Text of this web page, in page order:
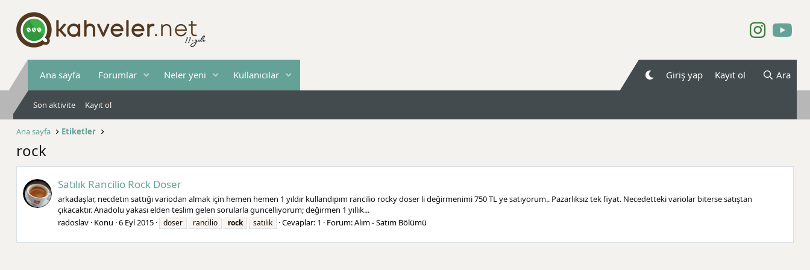
Ana sayfa Forumlar Neler yeni Kullanıcılar Giriş yap Kayıt ol Ara
Son aktivite Kayıt ol
Ana sayfa Etiketler
rock
Satılık Rancilio Rock Doser
arkadaşlar, necdetın sattığı variodan almak için hemen hemen 1 yıldır kullandıpım rancilio rocky doser li değirmenimi 750 TL ye satıyorum.. Pazarlıksız tek fiyat. Necedetteki variolar biterse satıştan
çıkacaktır. Anadolu yakası elden teslim gelen sorularla guncelliyorum; değirmen 1 yıllık...
radoslav Konu 6 Eyl 2015 doser rancilio rock satılık Cevaplar: 1 Forum:Alım - Satım Bölümü